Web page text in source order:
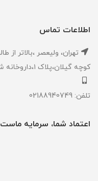
اطلاعات تماس
تهران، ‎وليعصر ،بالاتر از طالقاني ،
كوچه گيلان،پلاک ۱،داروخانه شفا مركزي
تلفن: 02188940749
اعتماد شما، سرمایه ماست